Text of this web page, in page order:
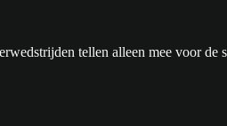
tellen alleen mee voor de